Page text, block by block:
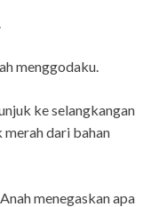
menggodaku.
ke selangkangan
dari bahan
menegaskan apa